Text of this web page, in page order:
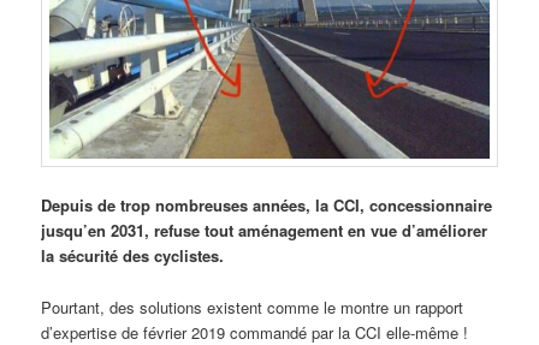
Depuis de trop nombreuses années, la CCI, concessionnaire
jusqu’en 2031, refuse tout aménagement en vue d’améliorer
la sécurité des cyclistes.
Pourtant, des solutions existent comme le montre un rapport
d’expertise de février 2019 commandé par la CCI elle-même !